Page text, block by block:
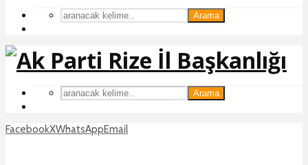
Arama
Arama
FacebookXWhatsAppEmail